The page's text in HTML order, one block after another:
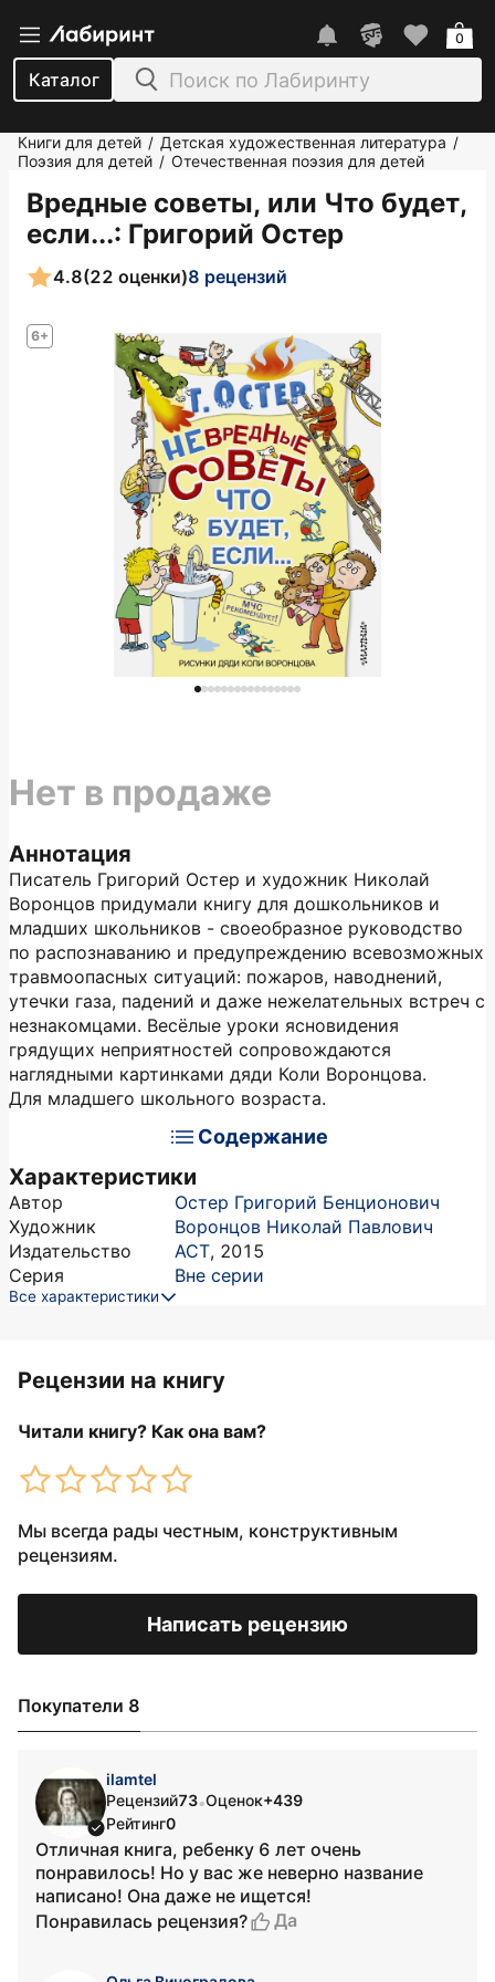
Каталог
0
Книги для детей / Детская художественная литература /
Поэзия для детей / Отечественная поэзия для детей
Вредные советы, или Что будет,
если...: Григорий Остер
6+
4.8(22 оценки)8 рецензий
Аннотация
Писатель Григорий Остер и художник Николай
Воронцов придумали книгу для дошкольников и
младших школьников - своеобразное руководство
по распознаванию и предупреждению всевозможных
травмоопасных ситуаций: пожаров, наводнений,
утечки газа, падений и даже нежелательных встреч с
незнакомцами. Весёлые уроки ясновидения
грядущих неприятностей сопровождаются
наглядными картинками дяди Коли Воронцова.
Для младшего школьного возраста.
Содержание
Характеристики
Автор
Остер Григорий Бенционович
Художник
Воронцов Николай Павлович
Издательство
АСТ, 2015
Серия
Вне серии
Все характеристики
Нет в продаже
Рецензии на книгу
Читали книгу? Как она вам?
Мы всегда рады честным, конструктивным
рецензиям.
Написать рецензию
Покупатели 8
ilamtel
Рецензий73•Оценок+439
Рейтинг0
Отличная книга, ребенку 6 лет очень
понравилось! Но у вас же неверно название
написано! Она даже не ищется!
Понравилась рецензия?
Да